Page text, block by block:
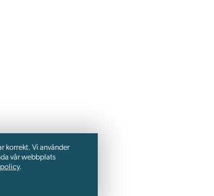
korrekt. Vi använder
vår webbplats
.